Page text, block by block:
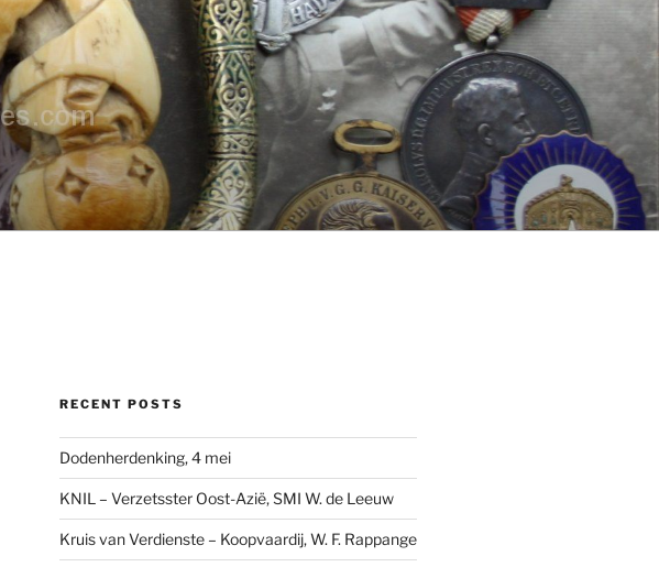
RECENT POSTS
Dodenherdenking, 4 mei
KNIL – Verzetsster Oost-Azië, SMI W. de Leeuw
Kruis van Verdienste – Koopvaardij, W. F. Rappange